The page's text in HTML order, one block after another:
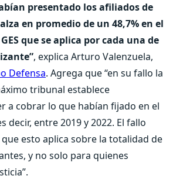
presentado los afiliados de
en promedio de un 48,7% en el
que se aplica por cada una de
, explica Arturo Valenzuela,
Defensa. Agrega que “en su fallo la
tribunal establece
a cobrar lo que habían fijado en el
decir, entre 2019 y 2022. El fallo
esto aplica sobre la totalidad de
y no solo para quienes